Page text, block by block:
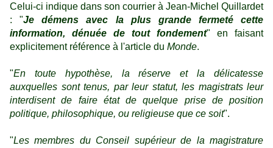
Celui-ci indique dans son courrier à Jean-Michel Quillardet
: "Je
démens avec la plus grande fermeté cette
information, dénuée de tout fondement" en faisant
explicitement référence à l'article du Monde.
"En toute hypothèse, la réserve et la délicatesse
auxquelles sont tenus, par leur statut, les magistrats leur
interdisent de faire état de quelque prise de position
politique, philosophique, ou religieuse que ce soit".
"Les membres du Conseil supérieur de la magistrature